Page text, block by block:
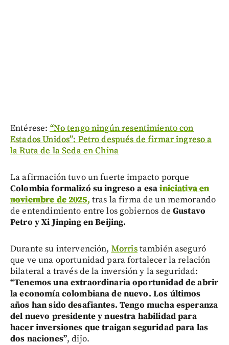
Entérese: “No tengo ningún resentimiento con
Estados Unidos”: Petro después de firmar ingreso a
la Ruta de la Seda en China
La afirmación tuvo un fuerte impacto porque
Colombia formalizó su ingreso a esainiciativa en
noviembre de 2025, tras la firma de un memorando
de entendimiento entre los gobiernos de Gustavo
Petro y Xi Jinping en Beijing.
Durante su intervención, Morristambién aseguró
que ve una oportunidad para fortalecer la relación
bilateral a través de la inversión y la seguridad:
“Tenemos una extraordinaria oportunidad de abrir
la economía colombiana de nuevo. Los últimos
años han sido desafiantes. Tengo mucha esperanza
del nuevo presidente y nuestra habilidad para
hacer inversiones que traigan seguridad para las
dos naciones”, dijo.